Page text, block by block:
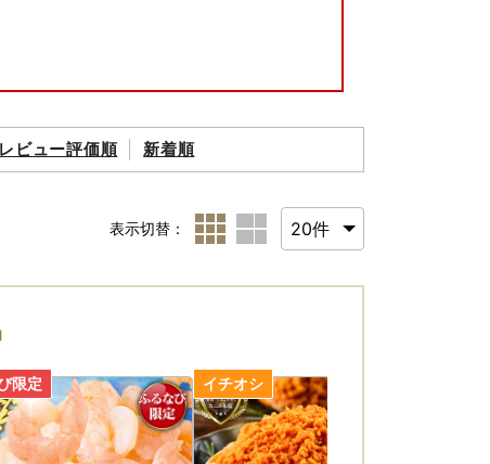
ご確認ください。
場合がございますので、ご理解いただきます
じめご了承ください。
るさと納税返礼品発送完了のお知らせ」メー
すので、お早めにお受け取りいただきますよ
レビュー評価順 新着順
表示切替：